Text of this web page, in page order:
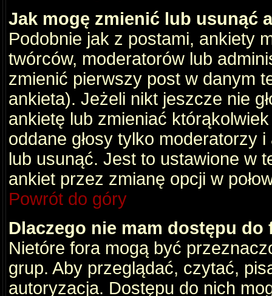
Jak mogę zmienić lub usunąć
Podobnie jak z postami, ankiety
twórców, moderatorów lub
zmienić pierwszy post w danym
ankieta). Jeżeli nikt jeszcze nie
ankietę lub zmieniać
oddane głosy tylko moderatorzy
lub usunąć. Jest to ustawione w
ankiet przez zmianę opcji w
Powrót do góry
Dlaczego nie mam dostępu do
Nietóre fora mogą być
grup. Aby przeglądać, czytać,
autoryzacja. Dostępu do nich